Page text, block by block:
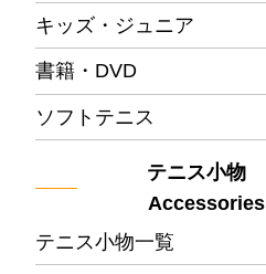
キッズ・ジュニア
書籍・DVD
ソフトテニス
テニス小物
Accessories
テニス小物一覧